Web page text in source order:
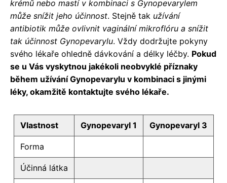
krémů nebo mastí v kombinaci s Gynopevarylem
může snížit jeho účinnost. Stejně tak užívání
antibiotik může ovlivnit vaginální mikroflóru a snížit
tak účinnost Gynopevarylu. Vždy dodržujte pokyny
svého lékaře ohledně dávkování a délky léčby. Pokud
se u Vás vyskytnou jakékoli neobvyklé příznaky
během užívání Gynopevarylu v kombinaci s jinými
léky, okamžitě kontaktujte svého lékaře.
Vlastnost Gynopevaryl 1 Gynopevaryl 3
Forma
Účinná látka